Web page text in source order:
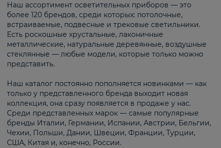
Наш ассортимент осветительных приборов — это
более 120 брендов, среди которых: потолочные,
встраиваемые, подвесные и трековые светильники.
Есть роскошные хрустальные, лаконичные
металлические, натуральные деревянные, воздушные
стеклянные — любые модели, которые только можно
представить.
Наш каталог постоянно пополняется новинками — как
только у представленного бренда выходит новая
коллекция, она сразу появляется в продаже у нас.
Среди представленных марок — самые популярные
бренды Италии, Германии, Испании, Австрии, Бельгии,
Чехии, Польши, Дании, Швеции, Франции, Турции,
США, Китая и, конечно, России.